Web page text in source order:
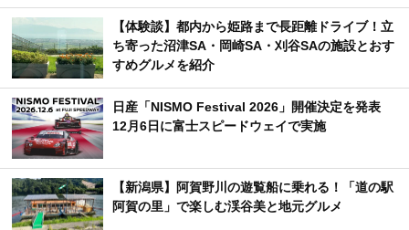
【体験談】都内から姫路まで長距離ドライブ！立
ち寄った沼津SA・岡崎SA・刈谷SAの施設とおす
すめグルメを紹介
日産「NISMO Festival 2026」開催決定を発表
12月6日に富士スピードウェイで実施
【新潟県】阿賀野川の遊覧船に乗れる！「道の駅
阿賀の里」で楽しむ渓谷美と地元グルメ